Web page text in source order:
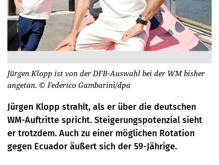
Jürgen Klopp ist von der DFB-Auswahl bei der WM bisher
angetan. © Federico Gambarini/dpa
Jürgen Klopp strahlt, als er über die deutschen
WM-Auftritte spricht. Steigerungspotenzial sieht
er trotzdem. Auch zu einer möglichen Rotation
gegen Ecuador äußert sich der 59-Jährige.